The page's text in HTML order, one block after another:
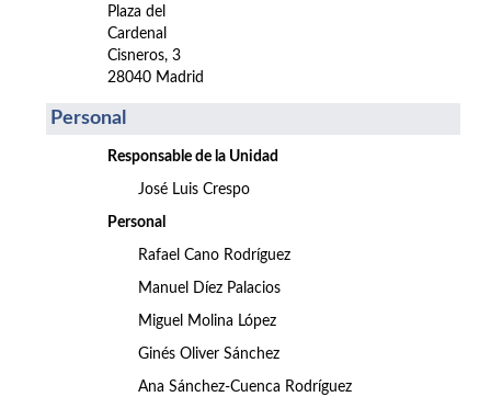
Plaza del
Cardenal
Cisneros, 3
28040 Madrid
Personal
Responsable de la Unidad
José Luis Crespo
Personal
Rafael Cano Rodríguez
Manuel Díez Palacios
Miguel Molina López
Ginés Oliver Sánchez
Ana Sánchez-Cuenca Rodríguez